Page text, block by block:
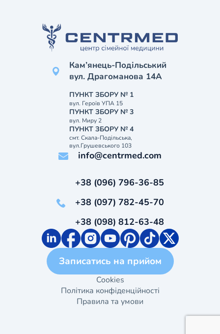
Кам’янець-Подільський
вул. Драгоманова 14А
ПУНКТ ЗБОРУ № 1
вул. Героїв УПА 15
ПУНКТ ЗБОРУ № 3
вул. Миру 2
ПУНКТ ЗБОРУ № 4
смт. Скала-Подільська,
вул.Грушевського 103
info@centrmed.com
+38 (096) 796-36-85
+38 (097) 782-45-70
+38 (098) 812-63-48
Записатись на прийом
Cookies
Політика конфіденційності
Правила та умови